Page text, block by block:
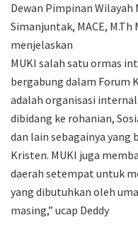
Dewan Pimpinan Wilayah
Simanjuntak, MACE,
menjelaskan
MUKI salah satu ormas
bergabung dalam Forum
adalah organisasi
dibidang ke rohanian,
dan lain sebagainya yang
Kristen. MUKI juga
daerah setempat untuk
yang dibutuhkan oleh
masing,” ucap Deddy